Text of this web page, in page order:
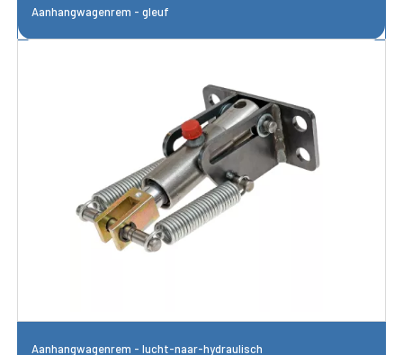
Aanhangwagenrem - gleuf
Aanhangwagenrem - lucht-naar-hydraulisch